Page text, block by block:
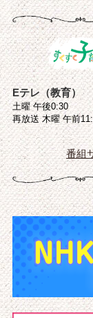
Eテレ（教育）
土曜 午後0:30
再放送 木曜 午前
番組